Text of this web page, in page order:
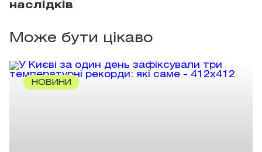
наслідків
Може бути цікаво
НОВИНИ